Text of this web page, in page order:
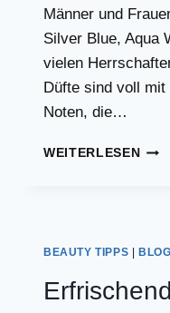
Männer und
Silver Blue, Aqua
vielen
Düfte sind voll
Noten, die…
WEITERLESEN
BEAUTY TIPPS BLOG